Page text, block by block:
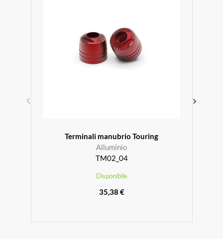
Terminali manubrio Touring
Alluminio
TM02_04
Disponibile
35,38 €